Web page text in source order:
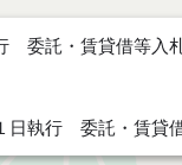
委託・賃貸借等入
日執行 委託・賃貸